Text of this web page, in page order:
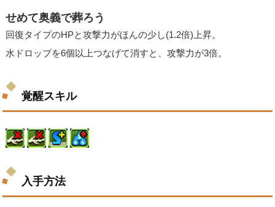
せめて奥義で葬ろう
回復タイプのHPと攻撃力がほんの少し(1.2倍)上昇。
水ドロップを6個以上つなげて消すと、攻撃力が3倍。
覚醒スキル
入手方法